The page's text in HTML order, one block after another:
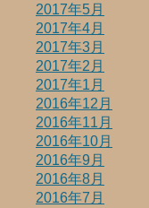
2017年5月
2017年4月
2017年3月
2017年2月
2017年1月
2016年12月
2016年11月
2016年10月
2016年9月
2016年8月
2016年7月